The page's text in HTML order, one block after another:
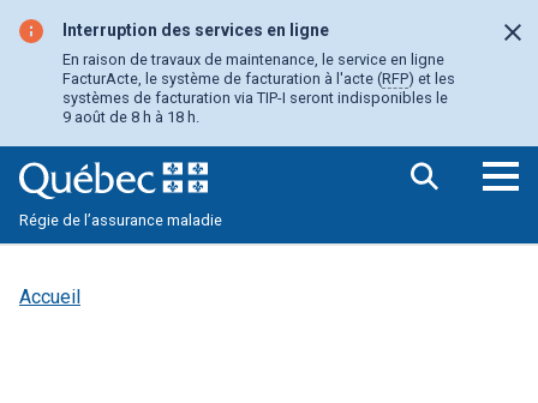
contenu
principal
Interruption des services en ligne
En raison de travaux de maintenance, le service en ligne
FacturActe, le système de facturation à l'acte (RFP) et les
systèmes de facturation via TIP-I seront indisponibles le
9 août de 8 h à 18 h.
Régie de l’assurance maladie
Accueil